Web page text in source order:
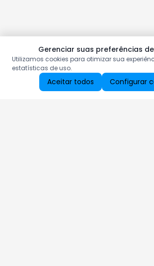
Gerenciar suas preferências
Utilizamos cookies para otimizar sua
estatísticas de uso.
Aceitar todos Configurar